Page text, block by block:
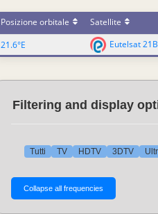
Posizione orbitale Satellite
21.6°E
Eutelsat 21B
Filtering and display
Tutti TV HDTV 3DTV